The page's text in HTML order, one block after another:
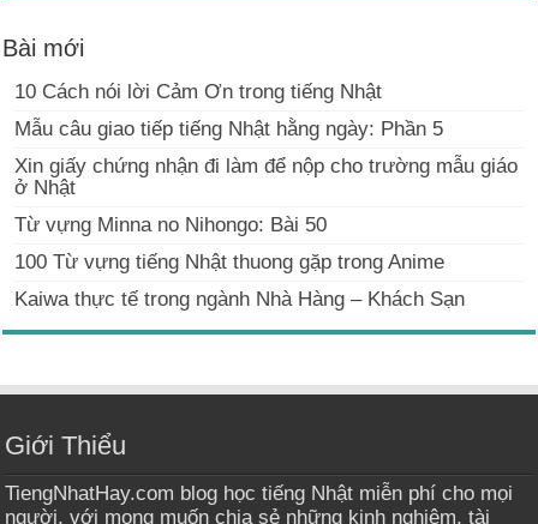
Bài mới
10 Cách nói lời Cảm Ơn trong tiếng Nhật
Mẫu câu giao tiếp tiếng Nhật hằng ngày: Phần 5
Xin giấy chứng nhận đi làm để nộp cho trường mẫu giáo
ở Nhật
Từ vựng Minna no Nihongo: Bài 50
100 Từ vựng tiếng Nhật thuong gặp trong Anime
Kaiwa thực tế trong ngành Nhà Hàng – Khách Sạn
Giới Thiểu
TiengNhatHay.com blog học tiếng Nhật miễn phí cho mọi
người, với mong muốn chia sẻ những kinh nghiệm, tài